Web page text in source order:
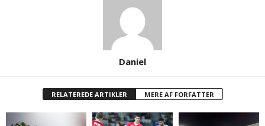
Daniel
RELATEREDE ARTIKLER MERE AF FORFATTER